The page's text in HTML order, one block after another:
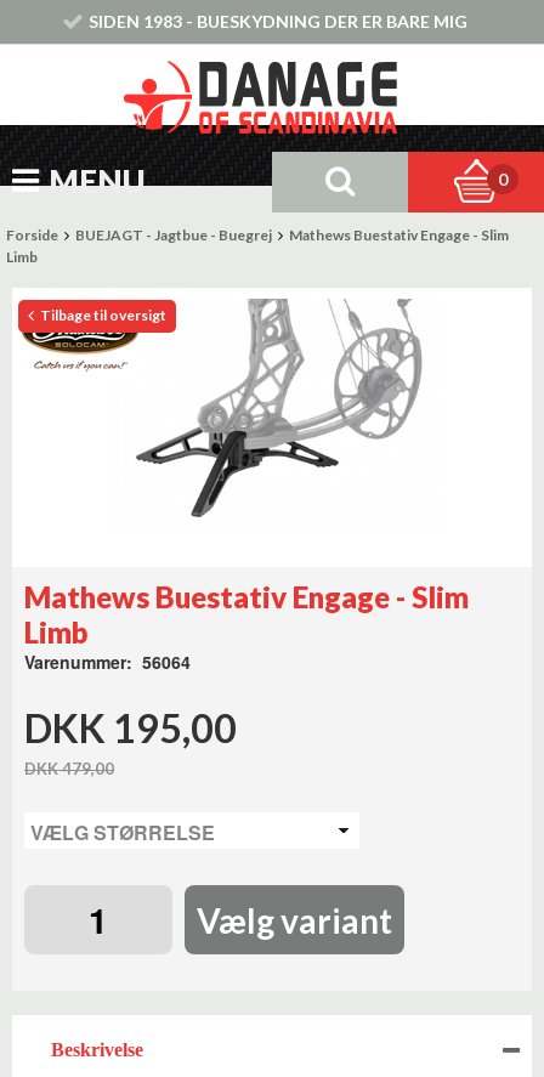
SIDEN 1983 - BUESKYDNING DER ER BARE MIG
MENU 0
Forside BUEJAGT - Jagtbue - Buegrej
Mathews Buestativ Engage - Slim
Limb
Tilbage til oversigt
Mathews Buestativ Engage - Slim
Limb
Varenummer: 56064
DKK 195,00
DKK 479,00
Vælg variant
Beskrivelse